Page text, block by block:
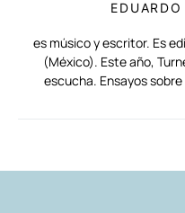
es músico y escritor. Es
(México). Este año,
escucha. Ensayos